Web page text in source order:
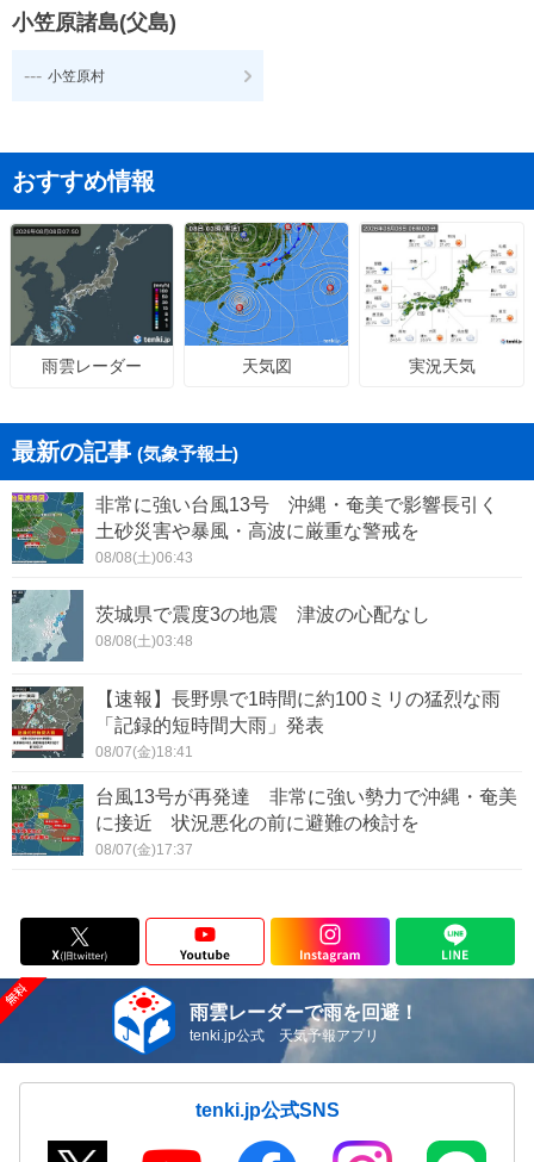
小笠原諸島(父島)
--- 小笠原村
おすすめ情報
雨雲レーダー 天気図 実況天気
最新の記事 (気象予報士)
非常に強い台風13号 沖縄・奄美で影響長引く
土砂災害や暴風・高波に厳重な警戒を
08/08(土)06:43
茨城県で震度3の地震 津波の心配なし
08/08(土)03:48
【速報】長野県で1時間に約100ミリの猛烈な雨
「記録的短時間大雨」発表
08/07(金)18:41
台風13号が再発達 非常に強い勢力で沖縄・奄美
に接近 状況悪化の前に避難の検討を
08/07(金)17:37
雨雲レーダーで雨を回避！
tenki.jp公式 天気予報アプリ
tenki.jp公式SNS